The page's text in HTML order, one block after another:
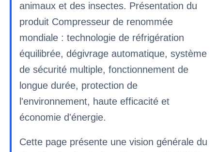
animaux et des insectes. Présentation du
produit Compresseur de renommée
mondiale : technologie de réfrigération
équilibrée, dégivrage automatique, système
de sécurité multiple, fonctionnement de
longue durée, protection de
l'environnement, haute efficacité et
économie d'énergie.
Cette page présente une vision générale du